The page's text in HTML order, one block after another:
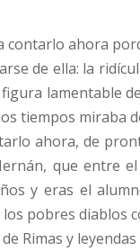
contarlo ahora
de ella: la
lamentable
tiempos miraba
ahora, de
que entre
y eras el
pobres diablos
Rimas y